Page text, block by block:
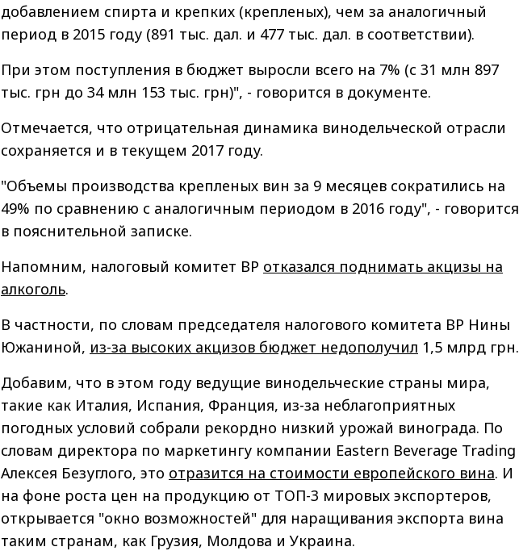
добавлением спирта и крепких (крепленых), чем за аналогичный
период в 2015 году (891 тыс. дал. и 477 тыс. дал. в соответствии).
При этом поступления в бюджет выросли всего на 7% (с 31 млн 897
тыс. грн до 34 млн 153 тыс. грн)", - говорится в документе.
Отмечается, что отрицательная динамика винодельческой отрасли
сохраняется и в текущем 2017 году.
"Объемы производства крепленых вин за 9 месяцев сократились на
49% по сравнению с аналогичным периодом в 2016 году", - говорится
в пояснительной записке.
Напомним, налоговый комитет ВР отказался поднимать акцизы на
алкоголь.
В частности, по словам председателя налогового комитета ВР Нины
Южаниной, из-за высоких акцизов бюджет недополучил 1,5 млрд грн.
Добавим, что в этом году ведущие винодельческие страны мира,
такие как Италия, Испания, Франция, из-за неблагоприятных
погодных условий собрали рекордно низкий урожай винограда. По
словам директора по маркетингу компании Eastern Beverage Trading
Алексея Безуглого, это отразится на стоимости европейского вина. И
на фоне роста цен на продукцию от ТОП-3 мировых экспортеров,
открывается "окно возможностей" для наращивания экспорта вина
таким странам, как Грузия, Молдова и Украина.